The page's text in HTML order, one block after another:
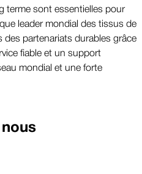
terme sont essentielles pour
leader mondial des tissus de
partenariats durables grâce
fiable et un support
mondial et une forte